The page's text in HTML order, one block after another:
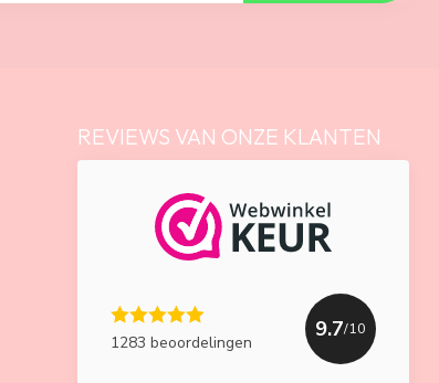
REVIEWS VAN ONZE KLANTEN
1283 beoordelingen
9.7/10